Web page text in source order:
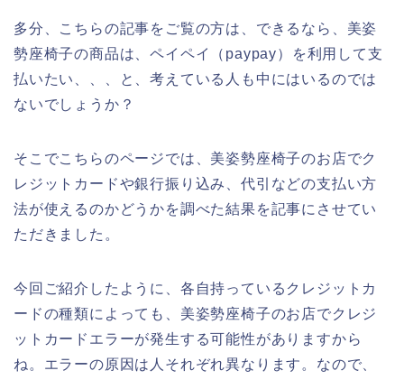
多分、こちらの記事をご覧の方は、できるなら、美姿
勢座椅子の商品は、ペイペイ（paypay）を利用して支
払いたい、、、と、考えている人も中にはいるのでは
ないでしょうか？
そこでこちらのページでは、美姿勢座椅子のお店でク
レジットカードや銀行振り込み、代引などの支払い方
法が使えるのかどうかを調べた結果を記事にさせてい
ただきました。
今回ご紹介したように、各自持っているクレジットカ
ードの種類によっても、美姿勢座椅子のお店でクレジ
ットカードエラーが発生する可能性がありますから
ね。エラーの原因は人それぞれ異なります。なので、